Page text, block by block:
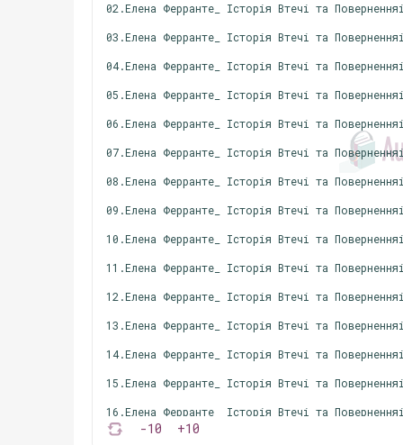
-10 +10
02.Елена Ферранте_ Історія Втечі та
03.Елена Ферранте_ Історія Втечі та
04.Елена Ферранте_ Історія Втечі та
05.Елена Ферранте_ Історія Втечі та
06.Елена Ферранте_ Історія Втечі та
07.Елена Ферранте_ Історія Втечі та
08.Елена Ферранте_ Історія Втечі та
09.Елена Ферранте_ Історія Втечі та
10.Елена Ферранте_ Історія Втечі та
11.Елена Ферранте_ Історія Втечі та
12.Елена Ферранте_ Історія Втечі та
13.Елена Ферранте_ Історія Втечі та
14.Елена Ферранте_ Історія Втечі та
15.Елена Ферранте_ Історія Втечі та
16.Елена Ферранте_ Історія Втечі та
17.Елена Ферранте_ Історія Втечі та